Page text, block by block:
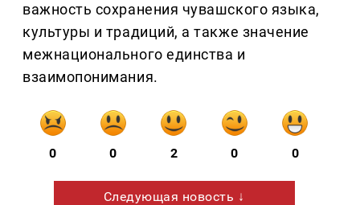
важность сохранения чувашского языка,
культуры и традиций, а также значение
межнационального единства и
взаимопонимания.
0 0 2 0 0
Следующая новость ↓